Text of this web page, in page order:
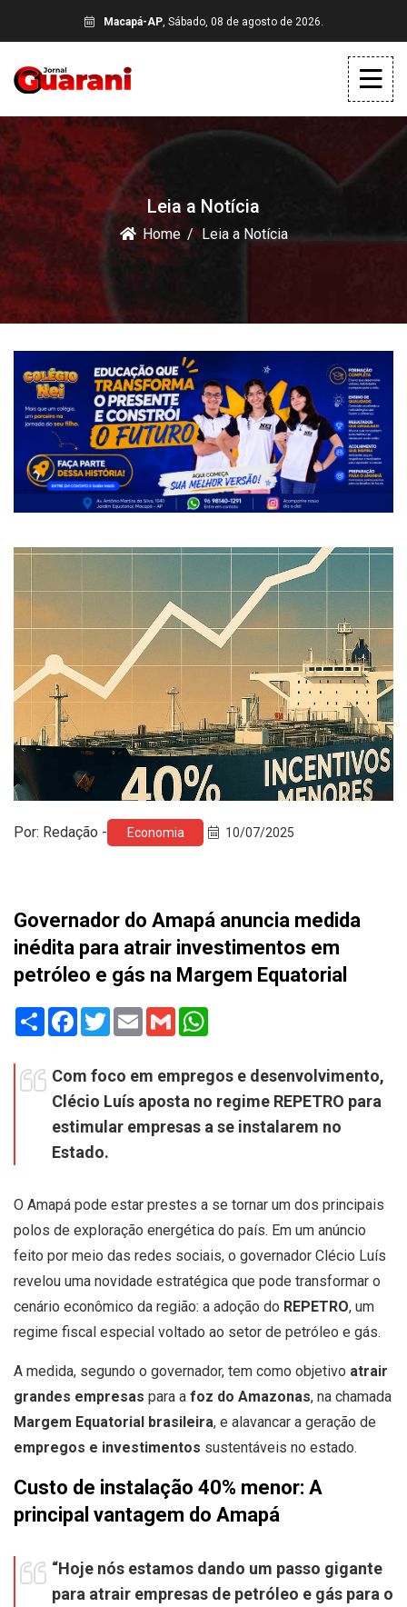
Macapá-AP, Sábado, 08 de agosto de 2026.
Leia a Notícia
Home Leia a Notícia
Por: Redação - Economia 10/07/2025
Governador do Amapá anuncia medida
inédita para atrair investimentos em
petróleo e gás na Margem Equatorial
Share Facebook
TwitterEmail Gmail
Com foco em empregos e desenvolvimento,
Clécio Luís aposta no regime REPETRO para
estimular empresas a se instalarem no
Estado.
O Amapá pode estar prestes a se tornar um dos principais
polos de exploração energética do país. Em um anúncio
feito por meio das redes sociais, o governador Clécio Luís
revelou uma novidade estratégica que pode transformar o
cenário econômico da região: a adoção do REPETRO, um
regime fiscal especial voltado ao setor de petróleo e gás.
A medida, segundo o governador, tem como objetivo atrair
grandes empresas para a foz do Amazonas, na chamada
Margem Equatorial brasileira, e alavancar a geração de
empregos e investimentos sustentáveis no estado.
Custo de instalação 40% menor: A
principal vantagem do Amapá
“Hoje nós estamos dando um passo gigante
para atrair empresas de petróleo e gás para o